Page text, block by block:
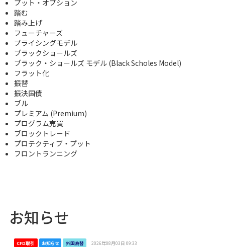
プット・オプション
踏む
踏み上げ
フューチャーズ
プライシングモデル
ブラックショールズ
ブラック・ショールズ モデル (Black Scholes Model)
フラット化
振替
振決国債
ブル
プレミアム (Premium)
プログラム売買
ブロックトレード
プロテクティブ・プット
フロントランニング
お知らせ
CFD取引 お知らせ 外国為替 2026年08月03日 09:33